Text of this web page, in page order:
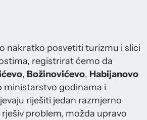
nakratko posvetiti turizmu i slici
registrirat ćemo da
, Božinovićevo, Habijanovo
ministarstvo godinama i
riješiti jedan razmjerno
problem, možda upravo